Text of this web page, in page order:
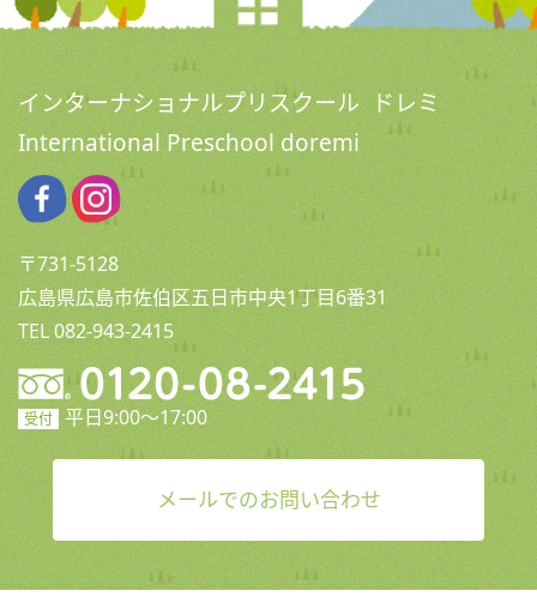
インターナショナルプリスクール ドレミ
International Preschool doremi
〒731-5128
広島県広島市佐伯区五日市中央1丁目6番31
TEL 082-943-2415
受付 平日9:00〜17:00
メールでのお問い合わせ